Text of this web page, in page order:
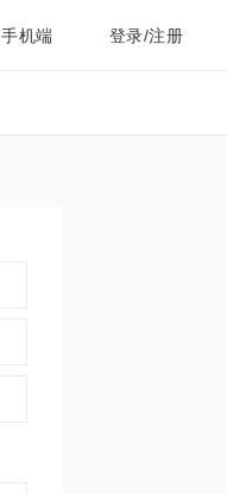
手机端 登录/注册